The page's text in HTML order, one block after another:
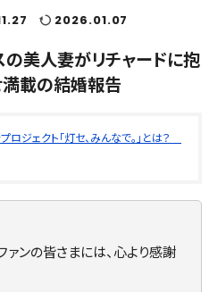
2026.01.07
の美人妻がリチャードに抱
載の結婚報告
ロジェクト「灯セ、みんなで。」とは？
ァンの皆さまには、心より感謝